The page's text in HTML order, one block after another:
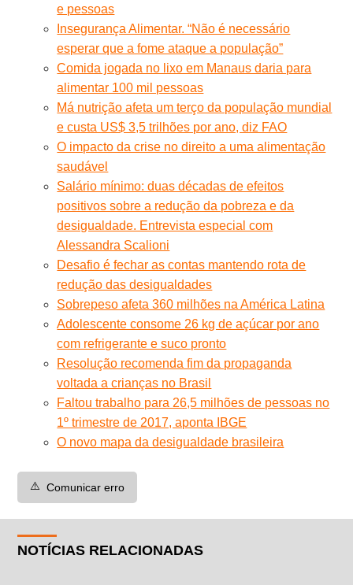
e pessoas
Insegurança Alimentar. “Não é necessário
esperar que a fome ataque a população”
Comida jogada no lixo em Manaus daria para
alimentar 100 mil pessoas
Má nutrição afeta um terço da população mundial
e custa US$ 3,5 trilhões por ano, diz FAO
O impacto da crise no direito a uma alimentação
saudável
Salário mínimo: duas décadas de efeitos
positivos sobre a redução da pobreza e da
desigualdade. Entrevista especial com
Alessandra Scalioni
Desafio é fechar as contas mantendo rota de
redução das desigualdades
Sobrepeso afeta 360 milhões na América Latina
Adolescente consome 26 kg de açúcar por ano
com refrigerante e suco pronto
Resolução recomenda fim da propaganda
voltada a crianças no Brasil
Faltou trabalho para 26,5 milhões de pessoas no
1º trimestre de 2017, aponta IBGE
O novo mapa da desigualdade brasileira
⚠️ Comunicar erro
NOTÍCIAS RELACIONADAS